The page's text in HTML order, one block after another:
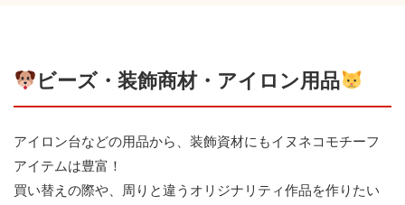
ビーズ・装飾商材・アイロン用品
アイロン台などの用品から、装飾資材にもイヌネコモチーフ
アイテムは豊富！
買い替えの際や、周りと違うオリジナリティ作品を作りたい